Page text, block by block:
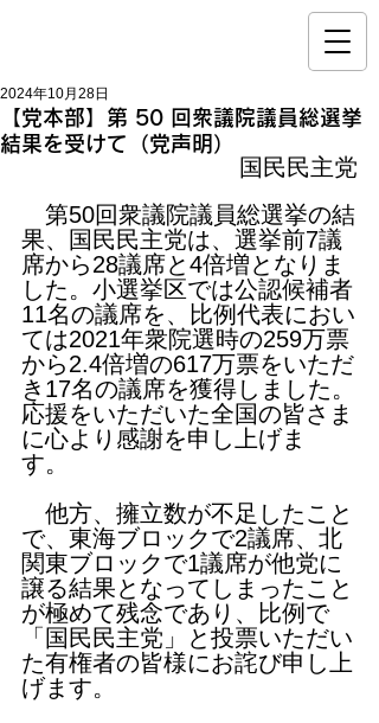
【党本部】第 50 回衆議院議員総選挙
結果を受けて（党声明）
2024年10月28日
国民民主党
第50回衆議院議員総選挙の結
果、国民民主党は、選挙前7議
席から28議席と4倍増となりま
した。小選挙区では公認候補者
11名の議席を、比例代表におい
ては2021年衆院選時の259万票
から2.4倍増の617万票をいただ
き17名の議席を獲得しました。
応援をいただいた全国の皆さま
に心より感謝を申し上げま
す。
他方、擁立数が不足したこと
で、東海ブロックで2議席、北
関東ブロックで1議席が他党に
譲る結果となってしまったこと
が極めて残念であり、比例で
「国民民主党」と投票いただい
た有権者の皆様にお詫び申し上
げます。